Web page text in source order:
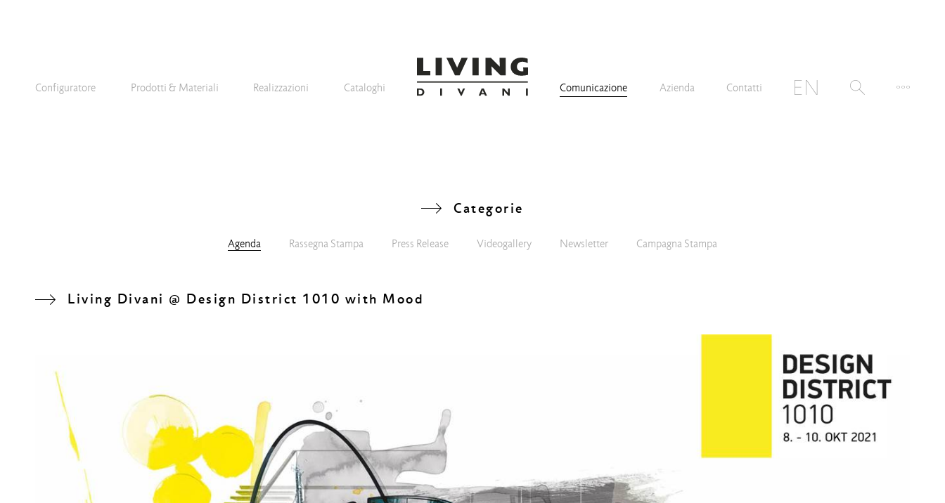
Configuratore Prodotti & Materiali Realizzazioni Cataloghi Comunicazione Azienda Contatti
Categorie
Agenda Rassegna Stampa Press Release Videogallery Newsletter Campagna Stampa
Living Divani @ Design District 1010 with Mood